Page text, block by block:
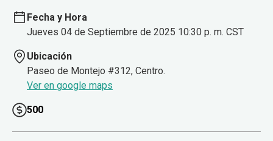
Fecha y Hora
Jueves 04 de Septiembre de 2025 10:30 p. m. CST
Ubicación
Paseo de Montejo #312, Centro.
Ver en google maps
500